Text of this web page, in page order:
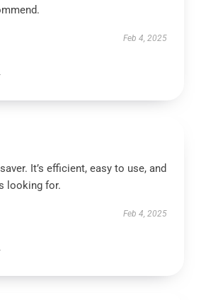
Feb 4, 2025
It’s efficient, easy to use, and
looking for.
Feb 4, 2025